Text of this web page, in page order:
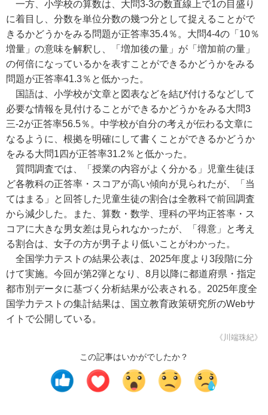
一方、小学校の算数は、大問3-3の数直線上で1の目盛り
に着目し、分数を単位分数の幾つ分として捉えることがで
きるかどうかをみる問題が正答率35.4％。大問4-4の「10％
増量」の意味を解釈し、「増加後の量」が「増加前の量」
の何倍になっているかを表すことができるかどうかをみる
問題が正答率41.3％と低かった。
国語は、小学校が文章と図表などを結び付けるなどして
必要な情報を見付けることができるかどうかをみる大問3
三-2が正答率56.5％。中学校が自分の考えが伝わる文章に
なるように、根拠を明確にして書くことができるかどうか
をみる大問1四が正答率31.2％と低かった。
質問調査では、「授業の内容がよく分かる」児童生徒ほ
ど各教科の正答率・スコアが高い傾向が見られたが、「当
てはまる」と回答した児童生徒の割合は全教科で前回調査
から減少した。また、算数・数学、理科の平均正答率・ス
コアに大きな男女差は見られなかったが、「得意」と考え
る割合は、女子の方が男子より低いことがわかった。
全国学力テストの結果公表は、2025年度より3段階に分
けて実施。今回が第2弾となり、8月以降に都道府県・指定
都市別データに基づく分析結果が公表される。2025年度全
国学力テストの集計結果は、国立教育政策研究所のWebサ
イトで公開している。
《川端珠紀》
この記事はいかがでしたか？